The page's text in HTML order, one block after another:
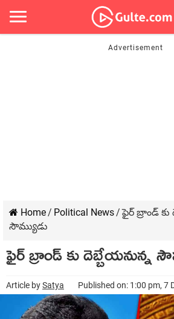
Home/ Political News/ ఫైర్ బ్రాండ్
సౌమ్యుడు
ఫైర్ బ్రాండ్ కు దెబ్బేయనున్న
Article bySatya Published on: 1:00 pm, 7